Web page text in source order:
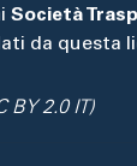
Società
da questa
BY 2.0 IT)